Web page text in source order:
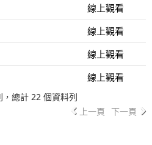
線上觀看
線上觀看
線上觀看
線上觀看
總計 22 個資料列
上一頁 下一頁